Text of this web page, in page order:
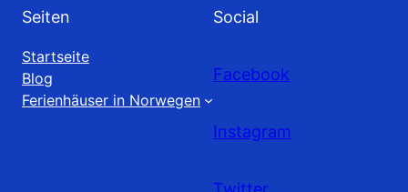
Seiten
Startseite
Blog
Ferienhäuser in Norwegen
Social
Facebook
Instagram